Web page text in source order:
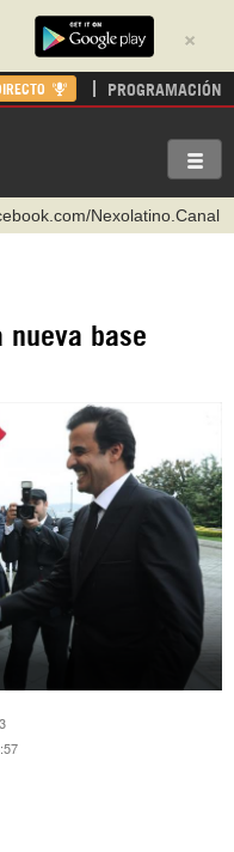
×
PROGRAMACIÓN
Nexolatino.Canal
c/hispantv
hispan_tv
nueva base